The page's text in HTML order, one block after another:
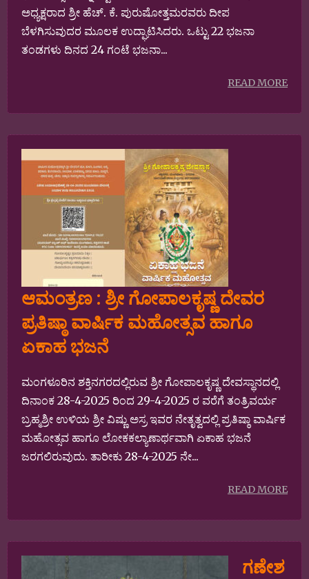
ಅಧ್ಯಕ್ಷರಾದ ಶ್ರೀ ಹೆಚ್. ಕೆ. ಪುರುಷೋತ್ತಮರವರು ದೀಪ
ಬೆಳಗಿಸುವುದರ ಮೂಲಕ ಉದ್ಘಾಟಿಸಿದರು. ಒಟ್ಟು 22 ಭಜನಾ
ತಂಡಗಳು ದಿನದ 24 ಗಂಟೆ ಭಜನಾ...
READ MORE
ಆಮಂತ್ರಣ : ಶ್ರೀ ಗೋಪಾಲಕೃಷ್ಣ ದೇವರ
ಪ್ರತಿಷ್ಠಾ ವಾರ್ಷಿಕ ಮಹೋತ್ಸವ ಹಾಗೂ
ಏಕಾಹ ಭಜನೆ
ಮಂಗಳೂರಿನ ಶಕ್ತಿನಗರದಲ್ಲಿರುವ ಶ್ರೀ ಗೋಪಾಲಕೃಷ್ಣ ದೇವಸ್ಥಾನದಲ್ಲಿ
ದಿನಾಂಕ 28-4-2025 ರಿಂದ 29-4-2025 ರ ವರೆಗೆ ತಂತ್ರಿವರ್ಯ
ಬ್ರಹ್ಮಶ್ರೀ ಉಳಿಯ ಶ್ರೀ ವಿಷ್ಣು ಅಸ್ರ ಇವರ ನೇತೃತ್ವದಲ್ಲಿ ಪ್ರತಿಷ್ಠಾ ವಾರ್ಷಿಕ
ಮಹೋತ್ಸವ ಹಾಗೂ ಲೋಕಕಲ್ಯಾಣಾರ್ಥವಾಗಿ ಏಕಾಹ ಭಜನೆ
ಜರಗಲಿರುವುದು. ತಾರೀಕು 28-4-2025 ನೇ...
READ MORE
ಗಣೇಶ